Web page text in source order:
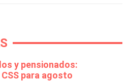
y pensionados:
para agosto